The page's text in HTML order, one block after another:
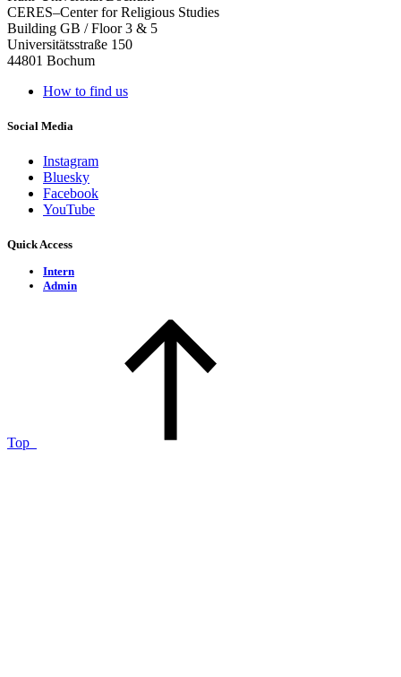
CERES–Center for Religious Studies
Building GB / Floor 3 & 5
Universitätsstraße 150
44801 Bochum
How to find us
Social Media
Instagram
Bluesky
Facebook
YouTube
Quick Access
Intern
Admin
Top